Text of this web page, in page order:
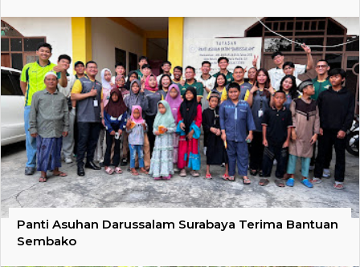
Panti Asuhan Darussalam Surabaya Terima Bantuan
Sembako